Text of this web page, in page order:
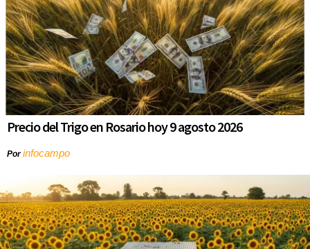
Precio del Trigo en Rosario hoy 9 agosto 2026
Porinfocampo